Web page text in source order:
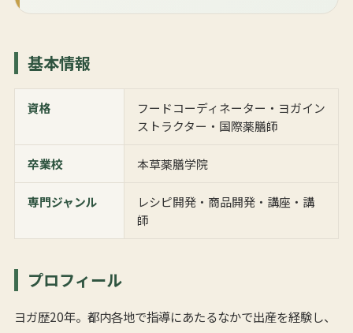
基本情報
資格
フードコーディネーター・ヨガイン
ストラクター・国際薬膳師
卒業校 本草薬膳学院
専門ジャンル
レシピ開発・商品開発・講座・講
師
プロフィール
ヨガ歴20年。都内各地で指導にあたるなかで出産を経験し、